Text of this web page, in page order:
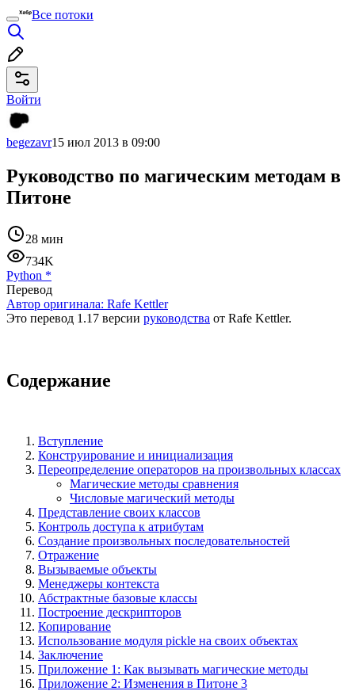
Все потоки
Войти
begezavr15 июл 2013 в 09:00
Руководство по магическим методам в
Питоне
28 мин
734K
Python *
Перевод
Автор оригинала: Rafe Kettler
Это перевод 1.17 версии руководства от Rafe Kettler.
Содержание
Вступление
Конструирование и инициализация
Переопределение операторов на произвольных классах
Магические методы сравнения
Числовые магический методы
Представление своих классов
Контроль доступа к атрибутам
Создание произвольных последовательностей
Отражение
Вызываемые объекты
Менеджеры контекста
Абстрактные базовые классы
Построение дескрипторов
Копирование
Использование модуля pickle на своих объектах
Заключение
Приложение 1: Как вызывать магические методы
Приложение 2: Изменения в Питоне 3